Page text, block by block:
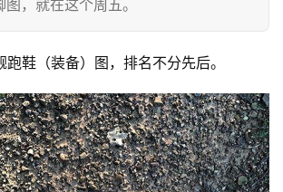
，就在这个周五。
鞋（装备）图，排名不分先后。